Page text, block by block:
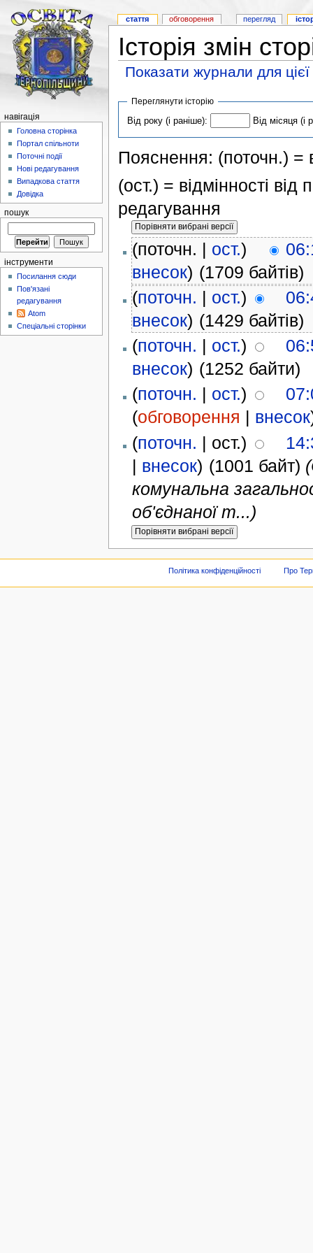
Історія змін
Показати журнали для цієї
Переглянути історію
Від року (і раніше): Від місяця (і
Пояснення: (поточн.) =
(ост.) = відмінності від
редагування
(поточн. | ост.)
внесок) (1709 байтів)
(поточн. | ост.)
внесок) (1429 байтів)
(поточн. | ост.)
внесок) (1252 байти)
(поточн. | ост.)
(обговорення | внесок
(поточн. | ост.)
| внесок) (1001 байт)
комунальна
об'єднаної т...)
стаття обговорення перегляд
навігація
Головна сторінка
Портал спільноти
Поточні події
Нові редагування
Випадкова стаття
Довідка
пошук
інструменти
Посилання сюди
Пов'язані
редагування
Atom
Спеціальні сторінки
Політика конфіденційності Про